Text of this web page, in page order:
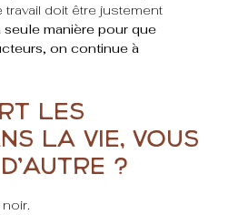
travail doit être justement
seule manière pour que
on continue à
les
la vie, vous
?